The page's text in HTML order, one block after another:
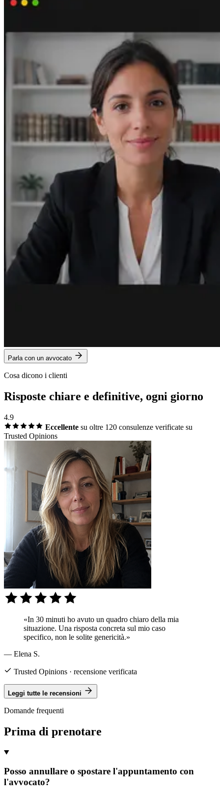
Parla con un avvocato
Cosa dicono i clienti
Risposte chiare e definitive, ogni giorno
4.9
Eccellente su oltre 120 consulenze verificate su
Trusted Opinions
«In 30 minuti ho avuto un quadro chiaro della mia
situazione. Una risposta concreta sul mio caso
specifico, non le solite genericità.»
— Elena S.
Trusted Opinions · recensione verificata
Leggi tutte le recensioni
Domande frequenti
Prima di prenotare
Posso annullare o spostare l'appuntamento con
l'avvocato?